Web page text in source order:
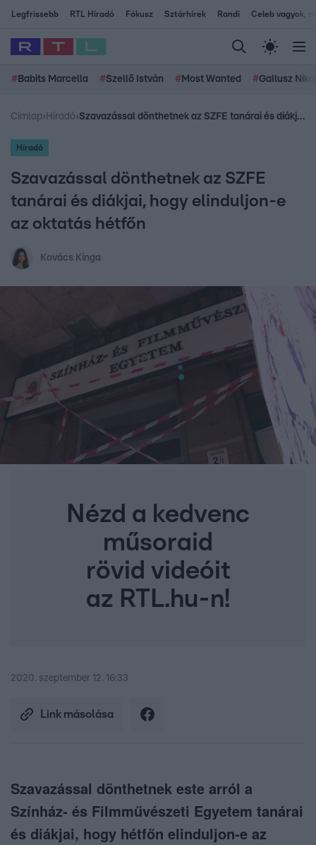
Legfrissebb RTL Híradó Fókusz Sztárhírek Randi Celeb vagyok,
# Babits Marcella #Szellő István # Most Wanted #Gallusz
Címlap› Híradó› Szavazással dönthetnek az SZFE tanárai és diákjai, hogy elinduljon-e az oktatás hétfőn
Híradó
Szavazással dönthetnek az SZFE
tanárai és diákjai, hogy elinduljon-e
az oktatás hétfőn
Kovács Kinga
Nézd a kedvenc
műsoraid
rövid videóit
az RTL.hu-n!
2020. szeptember 12. 16:33
Link másolása
Szavazással dönthetnek este arról a
Színház- és Filmművészeti Egyetem tanárai
és diákjai, hogy hétfőn elinduljon-e az